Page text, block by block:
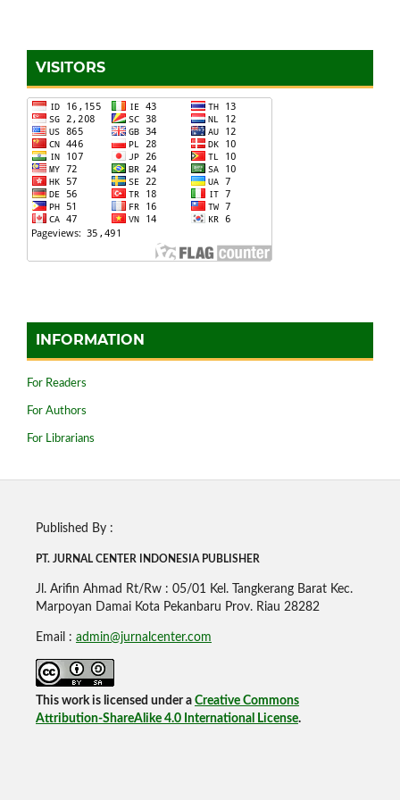
VISITORS
INFORMATION
For Readers
For Authors
For Librarians
Published By :
PT. JURNAL CENTER INDONESIA PUBLISHER
Jl. Arifin Ahmad Rt/Rw : 05/01 Kel. Tangkerang Barat Kec.
Marpoyan Damai Kota Pekanbaru Prov. Riau 28282
Email : admin@jurnalcenter.com
This work is licensed under a Creative Commons
Attribution-ShareAlike 4.0 International License.